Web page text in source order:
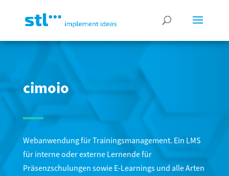
cimoio
Webanwendung für Trainingsmanagement. Ein LMS
für interne oder externe Lernende für
Präsenzschulungen sowie E-Learnings und alle Arten